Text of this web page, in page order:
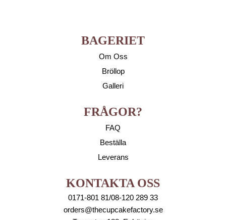
BAGERIET
Om Oss
Bröllop
Galleri
FRÅGOR?
FAQ
Beställa
Leverans
KONTAKTA OSS
0171-801 81/08-120 289 33
orders@thecupcakefactory.se